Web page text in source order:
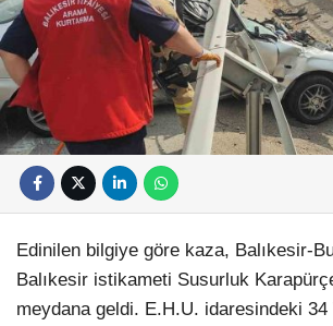
Edinilen bilgiye göre kaza, Balıkesir-
Balıkesir istikameti Susurluk
meydana geldi. E.H.U. idaresindeki 34